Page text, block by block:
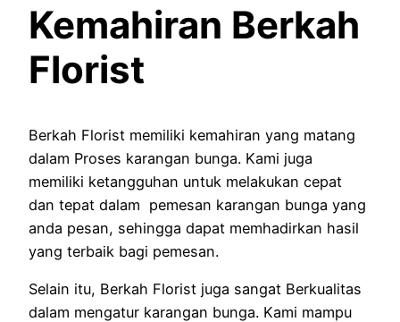
Kemahiran Berkah
Florist
Berkah Florist memiliki kemahiran yang matang
dalam Proses karangan bunga. Kami juga
memiliki ketangguhan untuk melakukan cepat
dan tepat dalam pemesan karangan bunga yang
anda pesan, sehingga dapat memhadirkan hasil
yang terbaik bagi pemesan.
Selain itu, Berkah Florist juga sangat Berkualitas
dalam mengatur karangan bunga. Kami mampu